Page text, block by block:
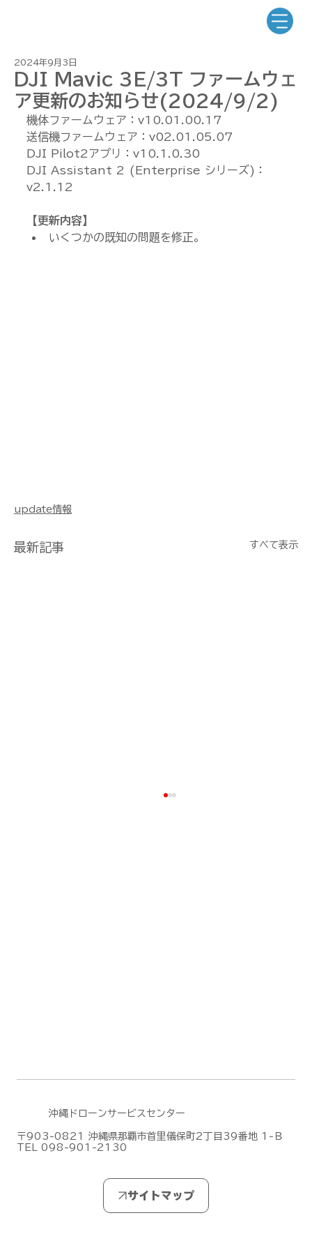
DJI Mavic 3E/3T ファームウェ
ア更新のお知らせ(2024/9/2)
2024年9月3日
機体ファームウェア：v10.01.00.17
送信機ファームウェア：v02.01.05.07
DJI Pilot2アプリ：v10.1.0.30
DJI Assistant 2 (Enterprise シリーズ)：
v2.1.12
【更新内容】
いくつかの既知の問題を修正。
update情報
最新記事 すべて表示
沖縄ドローンサービスセンター
〒903-0821 沖縄県那覇市首里儀保町2丁目39番地 1-Ｂ
TEL 098-901-2130